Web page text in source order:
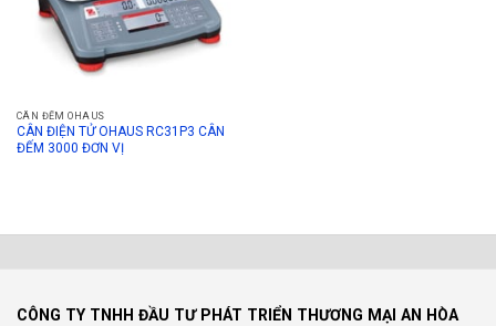
CÂN ĐẾM OHAUS
CÂN ĐIỆN TỬ OHAUS RC31P3 CÂN
ĐẾM 3000 ĐƠN VỊ
CÔNG TY TNHH ĐẦU TƯ PHÁT TRIỂN THƯƠNG MẠI AN HÒA